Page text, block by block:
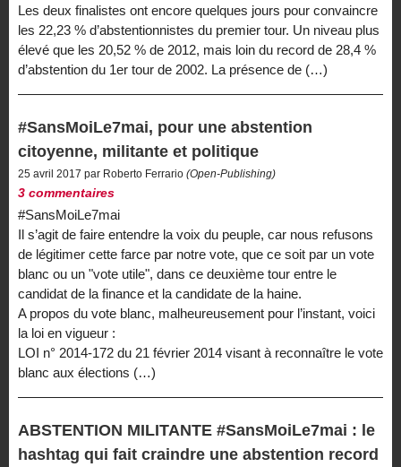
Les deux finalistes ont encore quelques jours pour convaincre
les 22,23 % d’abstentionnistes du premier tour. Un niveau plus
élevé que les 20,52 % de 2012, mais loin du record de 28,4 %
d’abstention du 1er tour de 2002. La présence de (…)
#SansMoiLe7mai, pour une abstention
citoyenne, militante et politique
25 avril 2017 par Roberto Ferrario (Open-Publishing)
3 commentaires
#SansMoiLe7mai
Il s’agit de faire entendre la voix du peuple, car nous refusons
de légitimer cette farce par notre vote, que ce soit par un vote
blanc ou un "vote utile", dans ce deuxième tour entre le
candidat de la finance et la candidate de la haine.
A propos du vote blanc, malheureusement pour l’instant, voici
la loi en vigueur :
LOI n° 2014-172 du 21 février 2014 visant à reconnaître le vote
blanc aux élections (…)
ABSTENTION MILITANTE #SansMoiLe7mai : le
hashtag qui fait craindre une abstention record